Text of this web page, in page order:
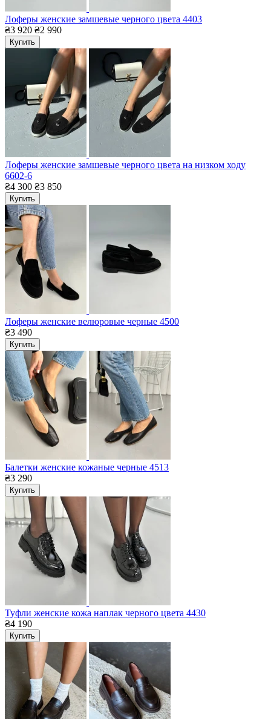
Лоферы женские замшевые черного цвета 4403
₴3 920 ₴2 990
Купить
Лоферы женские замшевые черного цвета на низком ходу
6602-6
₴4 300 ₴3 850
Купить
Лоферы женские велюровые черные 4500
₴3 490
Купить
Балетки женские кожаные черные 4513
₴3 290
Купить
Туфли женские кожа наплак черного цвета 4430
₴4 190
Купить